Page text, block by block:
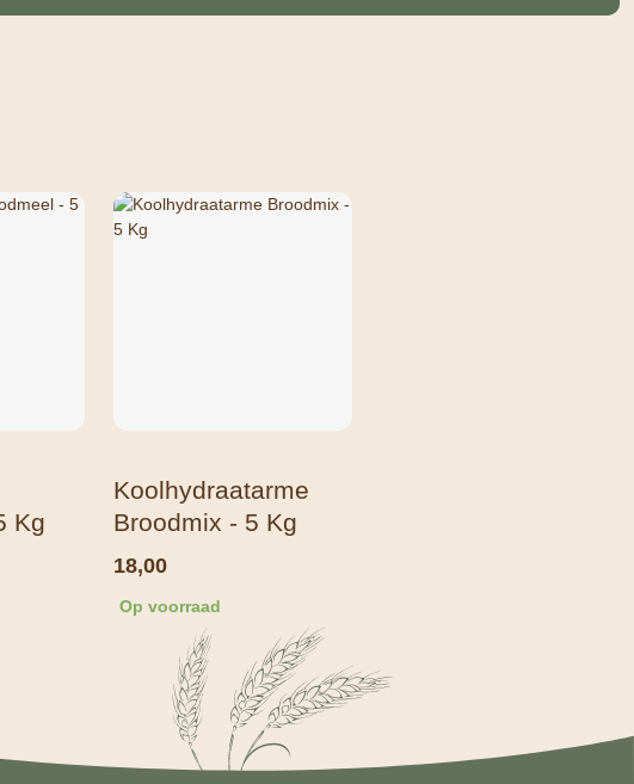
Kg
Koolhydraatarme
Broodmix - 5 Kg
18,00
Op voorraad